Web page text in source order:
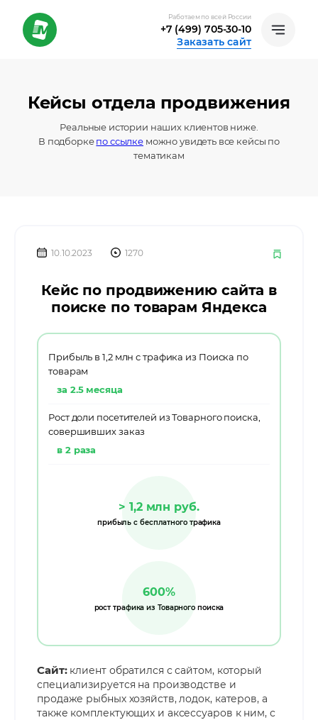
Работаем по всей России
+7 (499) 705-30-10
Заказать сайт
Кейсы отдела продвижения
Реальные истории наших клиентов ниже.
В подборкепо ссылке можно увидеть все кейсы по
тематикам
10.10.2023 1270
Кейс по продвижению сайта в
поиске по товарам Яндекса
Прибыль в 1,2 млн с трафика из Поиска по
товарам
за 2.5 месяца
Рост доли посетителей из Товарного поиска,
совершивших заказ
в 2 раза
> 1,2 млн руб.
прибыль с бесплатного трафика
600%
рост трафика из Товарного поиска
Сайт:клиент обратился с сайтом, который
специализируется на производстве и
продаже рыбных хозяйств, лодок, катеров, а
также комплектующих и аксессуаров к ним, с